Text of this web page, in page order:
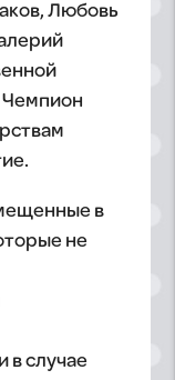
Любовь
в
не
в случае